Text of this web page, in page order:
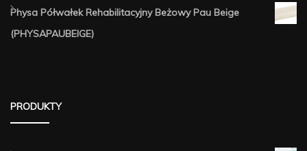
Physa Półwałek Rehabilitacyjny Beżowy Pau Beige
(PHYSAPAUBEIGE)
PRODUKTY